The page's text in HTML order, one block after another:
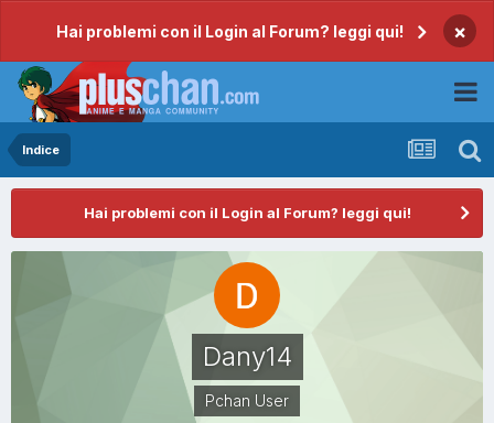
Hai problemi con il Login al Forum? leggi qui! ×
Indice
Hai problemi con il Login al Forum? leggi qui!
Dany14
Pchan User